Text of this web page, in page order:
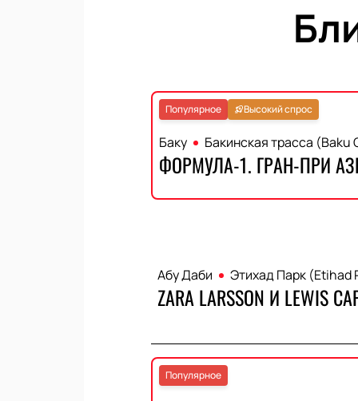
Популярное Высокий спрос
Баку Бакинская трасса
ФОРМУЛА-1. ГРАН-ПРИ
Абу Даби Этихад Парк (Etihad
ZARA LARSSON И LEWIS
Популярное